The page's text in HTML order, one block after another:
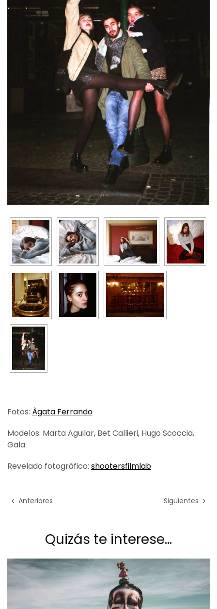
Fotos: Àgata Ferrando
Modelos: Marta Aguilar, Bet Callieri, Hugo Scoccia,
Gala
Revelado fotográfico: shootersfilmlab
Anteriores Siguientes
Quizás te interese…